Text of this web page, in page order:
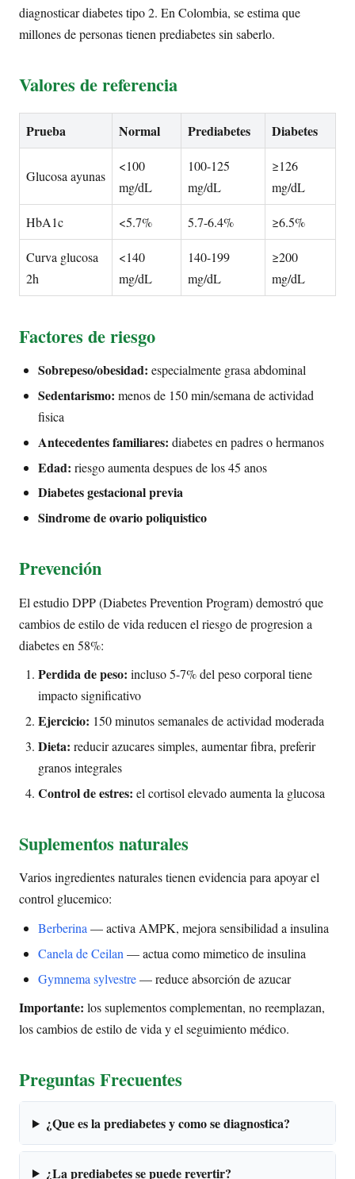
diagnosticar diabetes tipo 2. En Colombia, se estima que
millones de personas tienen prediabetes sin saberlo.
Valores de referencia
Prueba Normal Prediabetes Diabetes
Glucosa ayunas
<100
mg/dL
100-125
mg/dL
≥126
mg/dL
HbA1c <5.7% 5.7-6.4% ≥6.5%
Curva glucosa
2h
<140
mg/dL
140-199
mg/dL
≥200
mg/dL
Factores de riesgo
Sobrepeso/obesidad: especialmente grasa abdominal
Sedentarismo: menos de 150 min/semana de actividad
fisica
Antecedentes familiares: diabetes en padres o hermanos
Edad: riesgo aumenta despues de los 45 anos
Diabetes gestacional previa
Sindrome de ovario poliquistico
Prevención
El estudio DPP (Diabetes Prevention Program) demostró que
cambios de estilo de vida reducen el riesgo de progresion a
diabetes en 58%:
Perdida de peso: incluso 5-7% del peso corporal tiene
impacto significativo
Ejercicio: 150 minutos semanales de actividad moderada
Dieta: reducir azucares simples, aumentar fibra, preferir
granos integrales
Control de estres: el cortisol elevado aumenta la glucosa
Suplementos naturales
Varios ingredientes naturales tienen evidencia para apoyar el
control glucemico:
Berberina — activa AMPK, mejora sensibilidad a insulina
Canela de Ceilan — actua como mimetico de insulina
Gymnema sylvestre— reduce absorción de azucar
Importante: los suplementos complementan, no reemplazan,
los cambios de estilo de vida y el seguimiento médico.
Preguntas Frecuentes
¿Que es la prediabetes y como se diagnostica?
¿La prediabetes se puede revertir?